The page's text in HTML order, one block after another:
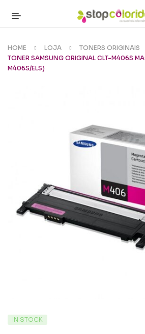
HOME LOJA TONERS ORIGINAIS
TONER SAMSUNG ORIGINAL CLT-M406S
M406S/ELS)
IN STOCK